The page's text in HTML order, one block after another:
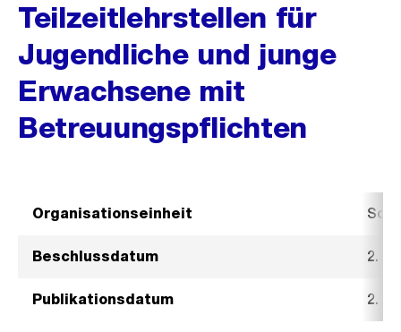
Teilzeitlehrstellen für
Jugendliche und junge
Erwachsene mit
Betreuungspflichten
Organisationseinheit
Beschlussdatum 2.
Publikationsdatum 2.